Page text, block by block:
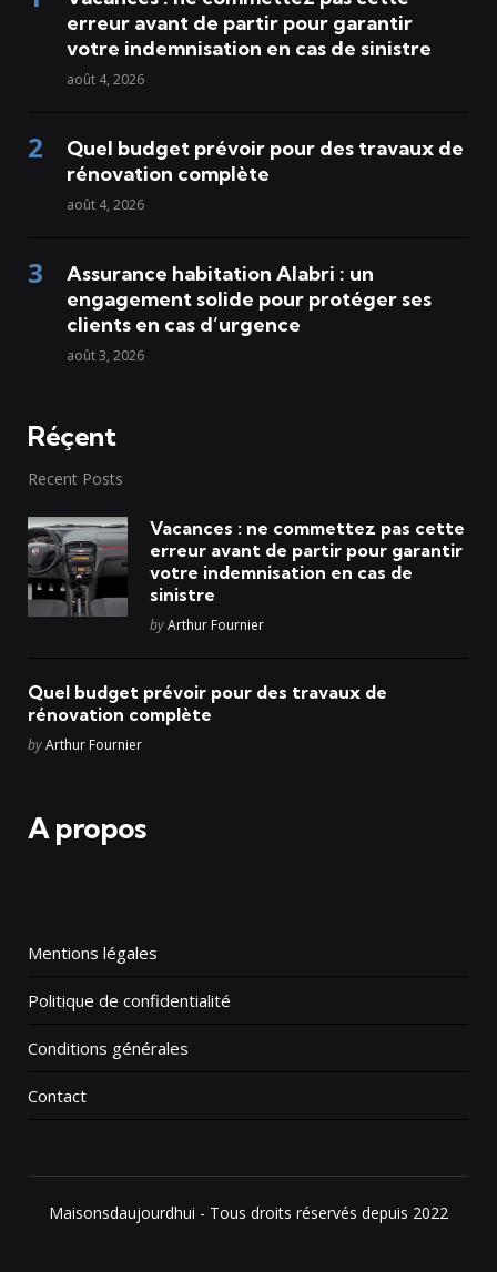
erreur avant de partir pour garantir
votre indemnisation en cas de sinistre
août 4, 2026
Quel budget prévoir pour des travaux de
rénovation complète
août 4, 2026
Assurance habitation Alabri : un
engagement solide pour protéger ses
clients en cas d’urgence
août 3, 2026
Réçent
Recent Posts
Vacances : ne commettez pas cette
erreur avant de partir pour garantir
votre indemnisation en cas de
sinistre
Posted
byArthur Fournier
Quel budget prévoir pour des travaux de
rénovation complète
Posted
byArthur Fournier
A propos
Mentions légales
Politique de confidentialité
Conditions générales
Contact
Maisonsdaujourdhui - Tous droits réservés depuis 2022